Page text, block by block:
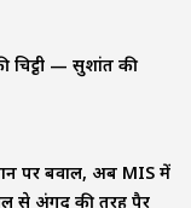
चिट्ठी — सुशांत की
पर बवाल, अब MIS में
से अंगद की तरह पैर